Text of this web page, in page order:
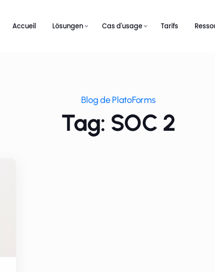
Accueil Lösungen Cas d'usage Tarifs
Blog de PlatoForms
Tag: SOC 2